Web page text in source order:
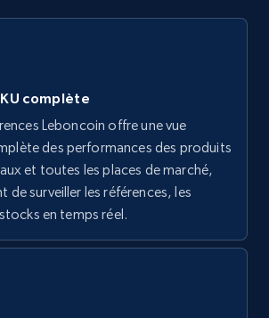
- find products by using
Brand, Description, Initial
Availability, Reviews count, and
complète
Leboncoin offre une vue
des performances des produits
et toutes les places de marché,
de surveiller les références, les
en temps réel.